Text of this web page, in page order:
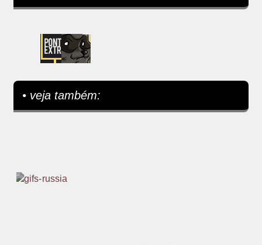
• veja também: